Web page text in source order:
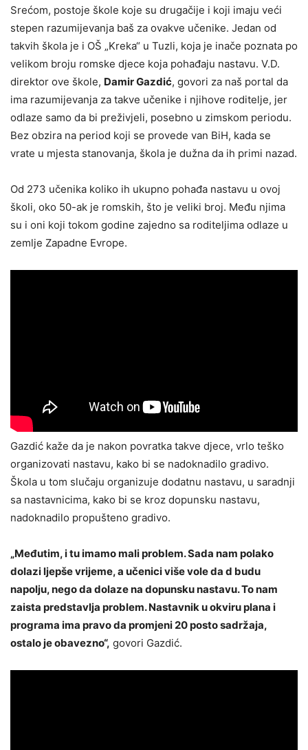
Srećom, postoje škole koje su drugačije i koji imaju veći
stepen razumijevanja baš za ovakve učenike. Jedan od
takvih škola je i OŠ „Kreka“ u Tuzli, koja je inače poznata po
velikom broju romske djece koja pohađaju nastavu. V.D.
direktor ove škole, Damir Gazdić, govori za naš portal da
ima razumijevanja za takve učenike i njihove roditelje, jer
odlaze samo da bi preživjeli, posebno u zimskom periodu.
Bez obzira na period koji se provede van BiH, kada se
vrate u mjesta stanovanja, škola je dužna da ih primi nazad.
Od 273 učenika koliko ih ukupno pohađa nastavu u ovoj
školi, oko 50-ak je romskih, što je veliki broj. Među njima
su i oni koji tokom godine zajedno sa roditeljima odlaze u
zemlje Zapadne Evrope.
Gazdić kaže da je nakon povratka takve djece, vrlo teško
organizovati nastavu, kako bi se nadoknadilo gradivo.
Škola u tom slučaju organizuje dodatnu nastavu, u saradnji
sa nastavnicima, kako bi se kroz dopunsku nastavu,
nadoknadilo propušteno gradivo.
„Međutim, i tu imamo mali problem. Sada nam polako
dolazi ljepše vrijeme, a učenici više vole da d budu
napolju, nego da dolaze na dopunsku nastavu. To nam
zaista predstavlja problem. Nastavnik u okviru plana i
programa ima pravo da promjeni 20 posto sadržaja,
ostalo je obavezno“, govori Gazdić.